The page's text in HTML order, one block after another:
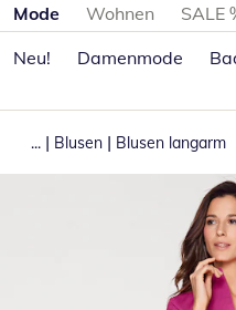
Produktkategorien
Mode Wohnen SALE
Neu!
Damenmode
... | Blusen | Blusen langarm